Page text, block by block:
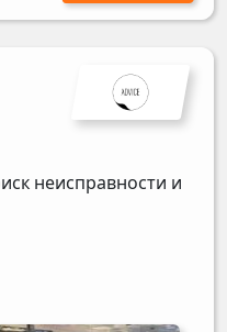
неисправности и